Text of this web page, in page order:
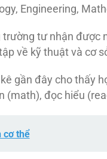
Engineering,
tư nhận được
về kỹ thuật và cơ
gần đây cho thấy
(math), đọc hiểu
cơ thể